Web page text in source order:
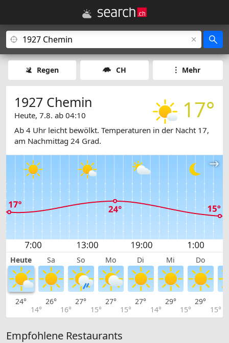
Regen CH Mehr
17°
1927 Chemin
Heute, 7.8. ab 04:10
Ab 4 Uhr leicht bewölkt. Temperaturen in der Nacht 17,
am Nachmittag 24 Grad.
Heute Sa So Mo Di Mi Do
24°
14°
26°
16°
27°
15°
27°
15°
27°
14°
29°
15°
29°
15°
Empfohlene Restaurants